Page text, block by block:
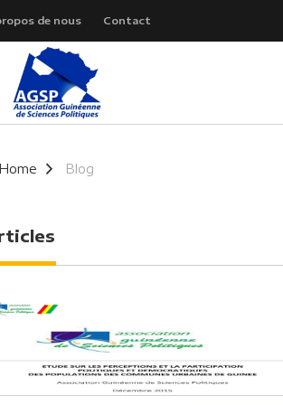
de nous Contact
Home Blog